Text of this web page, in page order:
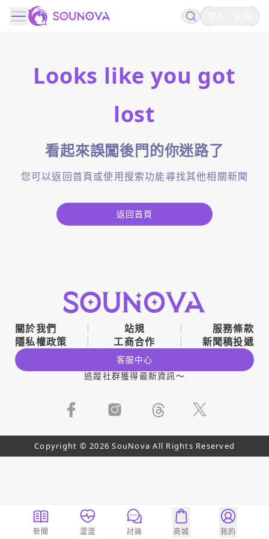
Looks like you got
lost
看起來誤闖後門的你迷路了
您可以返回首頁或使用搜索功能尋找其他相關新聞
返回首頁
關於我們 站規
服務條款
隱私權政策
工商合作 新聞稿投遞
客服中心
追蹤社群獲得最新資訊～
Copyright © 2026 SouNova All Rights Reserved
新聞 澀澀 討論 商城 我的